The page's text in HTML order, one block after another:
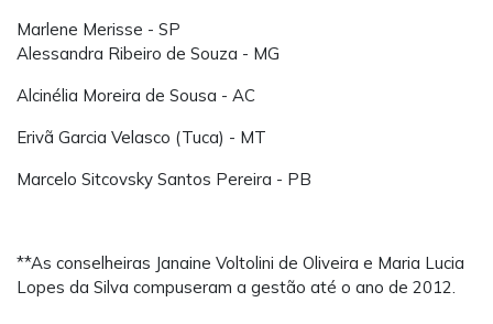
Marlene Merisse - SP
Alessandra Ribeiro de Souza - MG
Alcinélia Moreira de Sousa - AC
Erivã Garcia Velasco (Tuca) - MT
Marcelo Sitcovsky Santos Pereira - PB
**As conselheiras Janaine Voltolini de Oliveira e Maria Lucia
Lopes da Silva compuseram a gestão até o ano de 2012.